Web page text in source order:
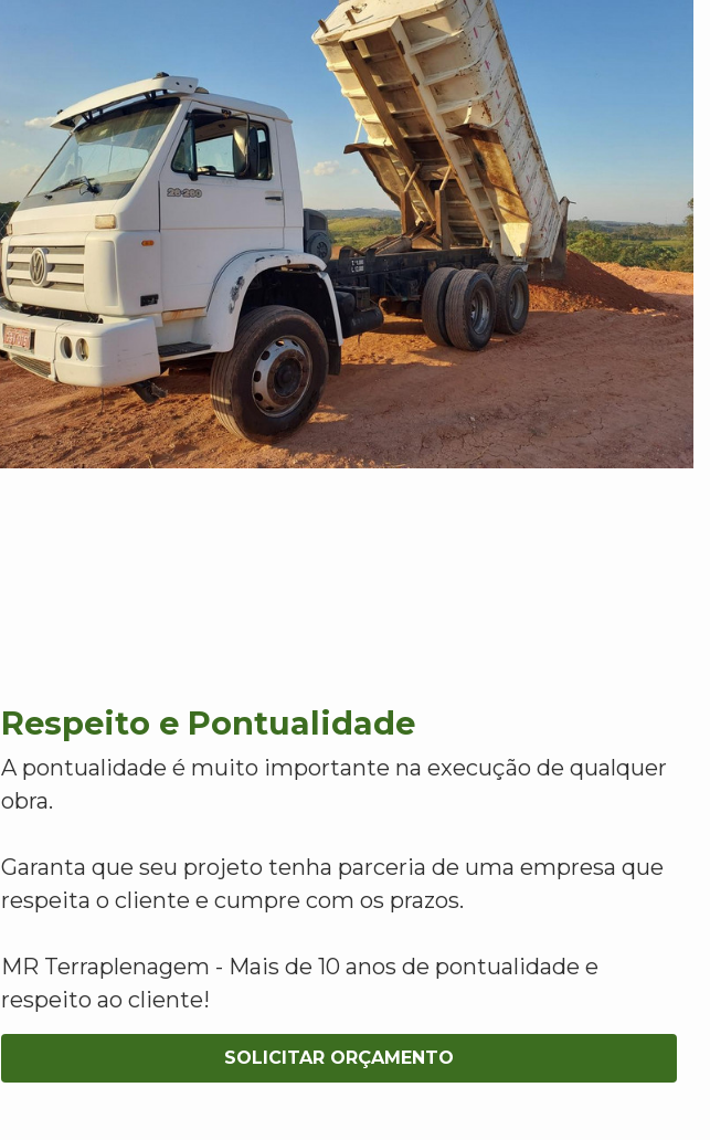
Respeito e Pontualidade
A pontualidade é muito importante na execução de qualquer
obra.
Garanta que seu projeto tenha parceria de uma empresa que
respeita o cliente e cumpre com os prazos.
MR Terraplenagem - Mais de 10 anos de pontualidade e
respeito ao cliente!
SOLICITAR ORÇAMENTO